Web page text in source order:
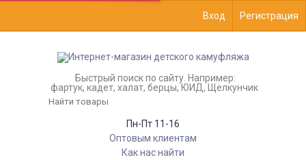
Вход Регистрация
Быстрый поиск по сайту. Например:
фартук, кадет, халат, берцы, ЮИД, Щелкунчик
Пн-Пт 11-16
Оптовым клиентам
Как нас найти